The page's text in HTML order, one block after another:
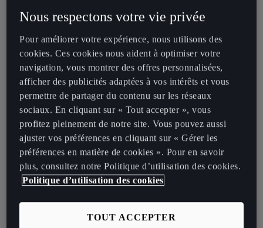
chaque ligne et chaque détail, l’extérieur canalise l’émotion pure, en
phase avec l’esprit audacieux du nouvel ADN de la marque. L’avant
distinctif en forme denez de requinsouligne les pharesMatrix LED
triangulaires, qui vous offrent une animation lumineuse unique
avant même que vous n’embarquiez.
logo CUPRA illuminé
3D, accentue l’identité de la voiture et crée une silhouette
sophistiquée, reconnaissable jusque dans la nuit.
Le caractère affirmé de la voiture s’exprime dans chaque élément :
diffuseur arrièrerepensé, ainsi que les nouvellesjantes en alliage
19” et 20”, associées auxpneus élargis de 235 mmpour une
meilleure adhérence. L’introduction duGris Timanfaya
Nous respectons votre vie privée
Pour améliorer votre expérience, nous utilisons des
cookies. Ces cookies nous aident à optimiser votre
navigation, vous montrer des offres personnalisées,
afficher des publicités adaptées à vos intérêts et vous
permettre de partager du contenu sur les réseaux
sociaux. En cliquant sur « Tout accepter », vous
profitez pleinement de notre site. Vous pouvez aussi
ajuster vos préférences en cliquant sur « Gérer les
préférences en matière de cookies ». Pour en savoir
plus, consultez notre Politique d’utilisation des cookies.
Politique d’utilisation des cookies
TOUT ACCEPTER